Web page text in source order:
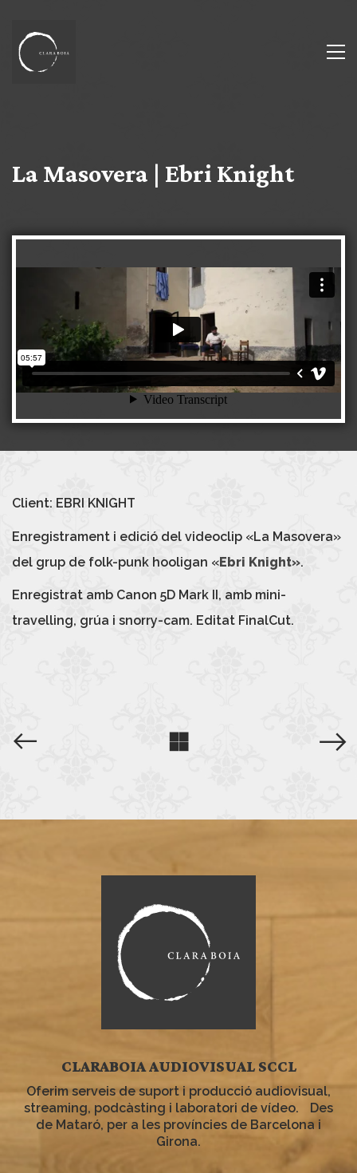
La Masovera | Ebri Knight
Client: EBRI KNIGHT
Enregistrament i edició del videoclip «La Masovera»
del grup de folk-punk hooligan «Ebri Knight».
Enregistrat amb Canon 5D Mark II, amb mini-
travelling, grúa i snorry-cam. Editat FinalCut.
CLARABOIA AUDIOVISUAL SCCL
Oferim serveis de suport i producció audiovisual,
streaming, podcàsting i laboratori de vídeo. Des
de Mataró, per a les províncies de Barcelona i
Girona.